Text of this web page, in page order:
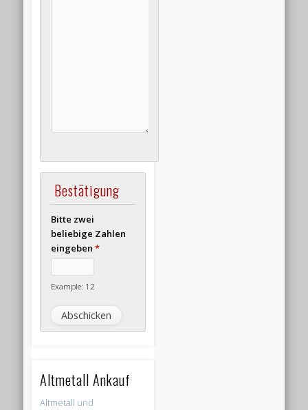
Bestätigung
Bitte zwei
beliebige Zahlen
eingeben*
Example: 12
Altmetall Ankauf
Altmetall und